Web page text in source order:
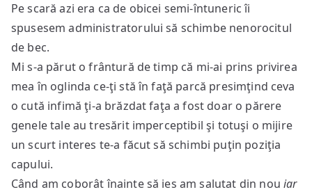
Pe scară azi era ca de obicei semi-întuneric îi
spusesem administratorului să schimbe nenorocitul
de bec.
Mi s-a părut o frântură de timp că mi-ai prins privirea
mea în oglinda ce-ţi stă în faţă parcă presimţind ceva
o cută infimă ţi-a brăzdat faţa a fost doar o părere
genele tale au tresărit imperceptibil şi totuşi o mijire
un scurt interes te-a făcut să schimbi puţin poziţia
capului.
Când am coborât înainte să ies am salutat din nou iar